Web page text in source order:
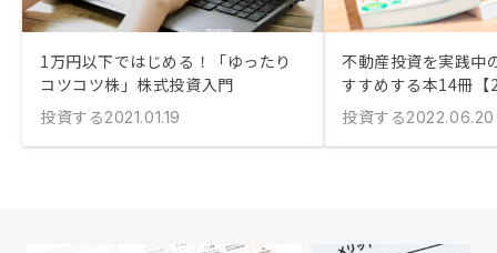
1万円以下ではじめる！「ゆったり
コツコツ株」株式投資入門
投資する2021.01.19
不動産投資を実践中
すすめする本14冊【
投資する2022.06.20